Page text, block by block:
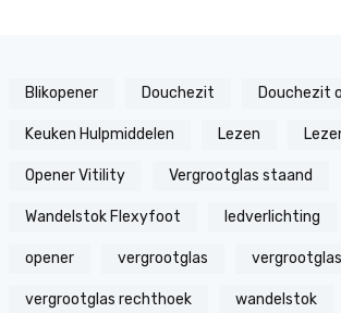
Blikopener Douchezit Douchezit
Keuken Hulpmiddelen Lezen
Opener Vitility Vergrootglas staand
Wandelstok Flexyfoot ledverlichting
opener vergrootglas
vergrootglas rechthoek wandelstok